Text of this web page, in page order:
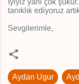
İyiyiz yani çok
tanıklık ediyoruz
Sevgilerimle,
Aydan Ugur